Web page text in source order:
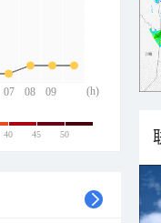
07 08 09
(h)
40 45 50